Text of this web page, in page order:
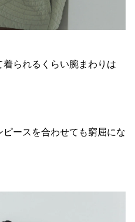
られるくらい腕まわりは
ースを合わせても窮屈にな